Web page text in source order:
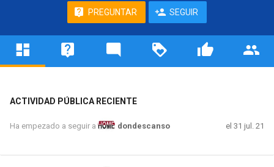
PREGUNTAR SEGUIR
ACTIVIDAD PÚBLICA RECIENTE
Ha empezado a seguir a dondescanso el 31 jul. 21